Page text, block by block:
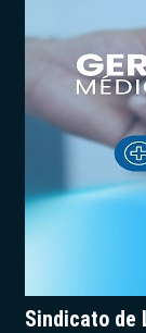
Sindicato de